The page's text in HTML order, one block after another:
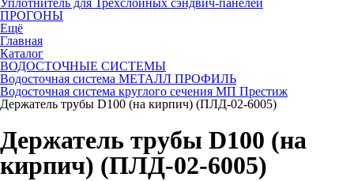
Уплотнитель для Трехслойных сэндвич-панелей
ПРОГОНЫ
Ещё
Главная
Каталог
ВОДОСТОЧНЫЕ СИСТЕМЫ
Водосточная система МЕТАЛЛ ПРОФИЛЬ
Водосточная система круглого сечения МП Престиж
Держатель трубы D100 (на кирпич) (ПЛД-02-6005)
Держатель трубы D100 (на
кирпич) (ПЛД-02-6005)